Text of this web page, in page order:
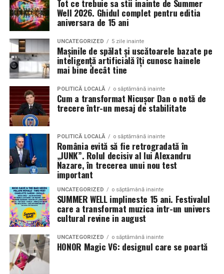
Contact: contact@antreprenoare.ro
Sursă foto: Antreprenoare.ro
decât memorabilă.
Această ediție se poziționează ca o celebrare a feminității
într-un cadru atent construit, în care atmosfera, scena
și interacțiunea cu publicul sunt părți integrante ale
experienței.
Detalii organizatorice
Data și ora:Sâmbătă, 7 martie | 18:00
Locația:
450 RON / persoană – format all-inclusive
(show live și meniu complet)
Pentru rezervări și informații: 0262 287 000 / 0748 023
165
Romanita Events continuă astfel să fie o gazdă
importantă a momentelor speciale din Maramureș,
combinând experiența organizatorică cu capacitatea de
a transforma fiecare eveniment într-o amintire
deosebită pentru participanți.
sunt apreciate si discutate. Anvelopele fac parte din
aceasta categorie de componente esentiale, deoarece
masina este perceputa ca ansamblu.
Ce inseamna o masina pregatita de show in Cluj
Pregatirea unei masini pentru un eveniment auto in Cluj
presupune mai mult decat un aspect curat si o vopsea
lucioasa. Proprietarii investesc timp in detalii precum
alinierea rotilor, raportul dintre janta si anvelopa,
inaltimea masinii si coerenta stilului ales. Fiecare
element trebuie sa se potriveasca cu restul, pentru a
crea o imagine unitara.
Anvelopele influenteaza direct postura masinii. Profilul,
latimea si aspectul flancului pot schimba complet felul
in care masina sta pe roti. O alegere inspirata poate
accentua liniile caroseriei si poate oferi un look
echilibrat, in timp ce o alegere gresita poate strica
proportiile, chiar daca restul masinii este bine realizat.
Anvelopele ca element vizual la show-uri auto
Tot ce trebuie sa stii inainte de Summer
Well 2026. Ghidul complet pentru editia
aniversara de 15 ani
UNCATEGORIZED 5 zile inainte
Mașinile de spălat și uscătoarele bazate pe
inteligență artificială îți cunosc hainele
mai bine decât tine
POLITICĂ LOCALĂ o săptămână inainte
Cum a transformat Nicușor Dan o notă de
trecere într-un mesaj de stabilitate
POLITICĂ LOCALĂ o săptămână inainte
România evită să fie retrogradată în
„JUNK”. Rolul decisiv al lui Alexandru
Nazare, în trecerea unui nou test
important
UNCATEGORIZED o săptămână inainte
SUMMER WELL implineste 15 ani. Festivalul
care a transformat muzica intr-un univers
cultural revine in august
UNCATEGORIZED o săptămână inainte
HONOR Magic V6: designul care se poartă